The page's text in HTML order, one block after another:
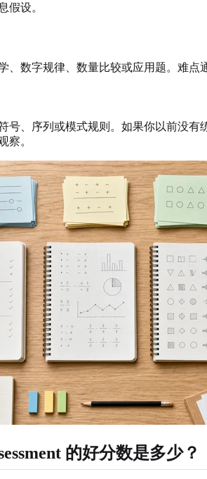
假设。
、数字规律、数量比较或应用题。难
号、序列或模式规则。如果你以前没
察。
的好分数是多少？